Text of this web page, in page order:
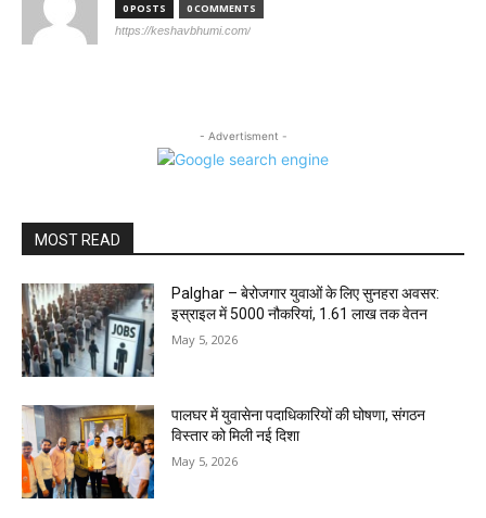
0 POSTS 0 COMMENTS
https://keshavbhumi.com/
- Advertisment -
MOST READ
Palghar – बेरोजगार युवाओं के लिए सुनहरा अवसर:
इस्राइल में 5000 नौकरियां, ₹1.61 लाख तक वेतन
May 5, 2026
पालघर में युवासेना पदाधिकारियों की घोषणा, संगठन
विस्तार को मिली नई दिशा
May 5, 2026